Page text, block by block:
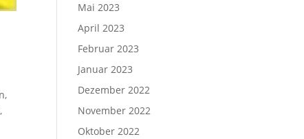
Mai 2023
April 2023
Februar 2023
Januar 2023
Dezember 2022
November 2022
Oktober 2022